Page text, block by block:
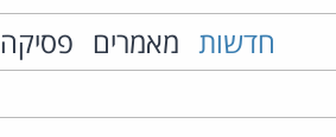
חדשות מאמרים פסיקה